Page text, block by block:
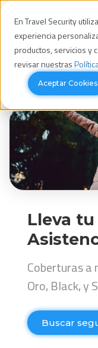
En Travel Security
experiencia
productos, servicios y
revisar nuestras
Aceptar Cookies
Vuelos
Lleva
Coberturas a
Oro, Black, y
Buscar